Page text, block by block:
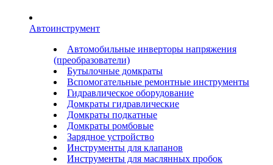
Автоинструмент
Автомобильные инверторы напряжения
(преобразователи)
Бутылочные домкраты
Вспомогательные ремонтные инструменты
Гидравлическое оборудование
Домкраты гидравлические
Домкраты подкатные
Домкраты ромбовые
Зарядное устройство
Инструменты для клапанов
Инструменты для маслянных пробок